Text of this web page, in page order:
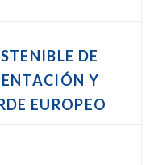
DE
Y
EUROPEO